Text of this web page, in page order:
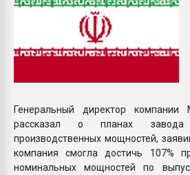
Генеральный директор
рассказал о планах
производственных мощностей,
компания смогла достичь 107%
номинальных мощностей по